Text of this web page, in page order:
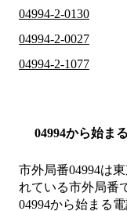
04994-2-0130
04994-2-0027
04994-2-1077
04994から始ま
市外局番04994は
れている市外局番
04994から始まる